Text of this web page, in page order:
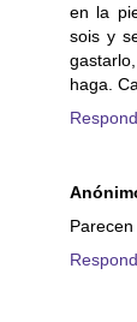
en la
sois y
haga.